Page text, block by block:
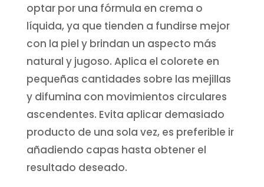
optar por una fórmula en crema o
líquida, ya que tienden a fundirse mejor
con la piel y brindan un aspecto más
natural y jugoso. Aplica el colorete en
pequeñas cantidades sobre las mejillas
y difumina con movimientos circulares
ascendentes. Evita aplicar demasiado
producto de una sola vez, es preferible ir
añadiendo capas hasta obtener el
resultado deseado.